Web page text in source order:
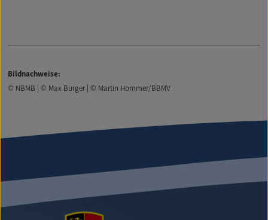
Bildnachweise:
© NBMB | © Max Burger | © Martin Hommer/BBMV